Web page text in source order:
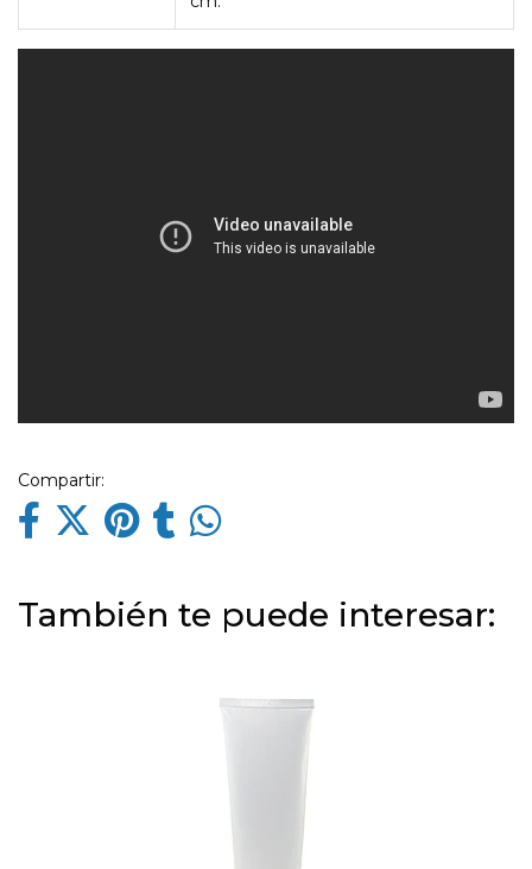
Compartir:
También te puede interesar: